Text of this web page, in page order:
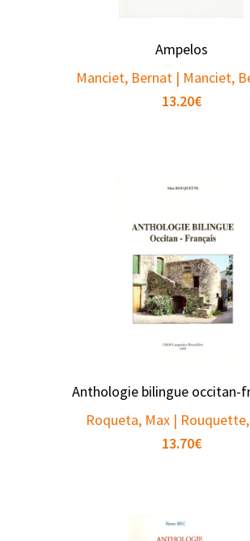
Ampelos
Manciet, Bernat | Manciet,
13.20€
Anthologie bilingue occitan-
Roqueta, Max |
13.70€